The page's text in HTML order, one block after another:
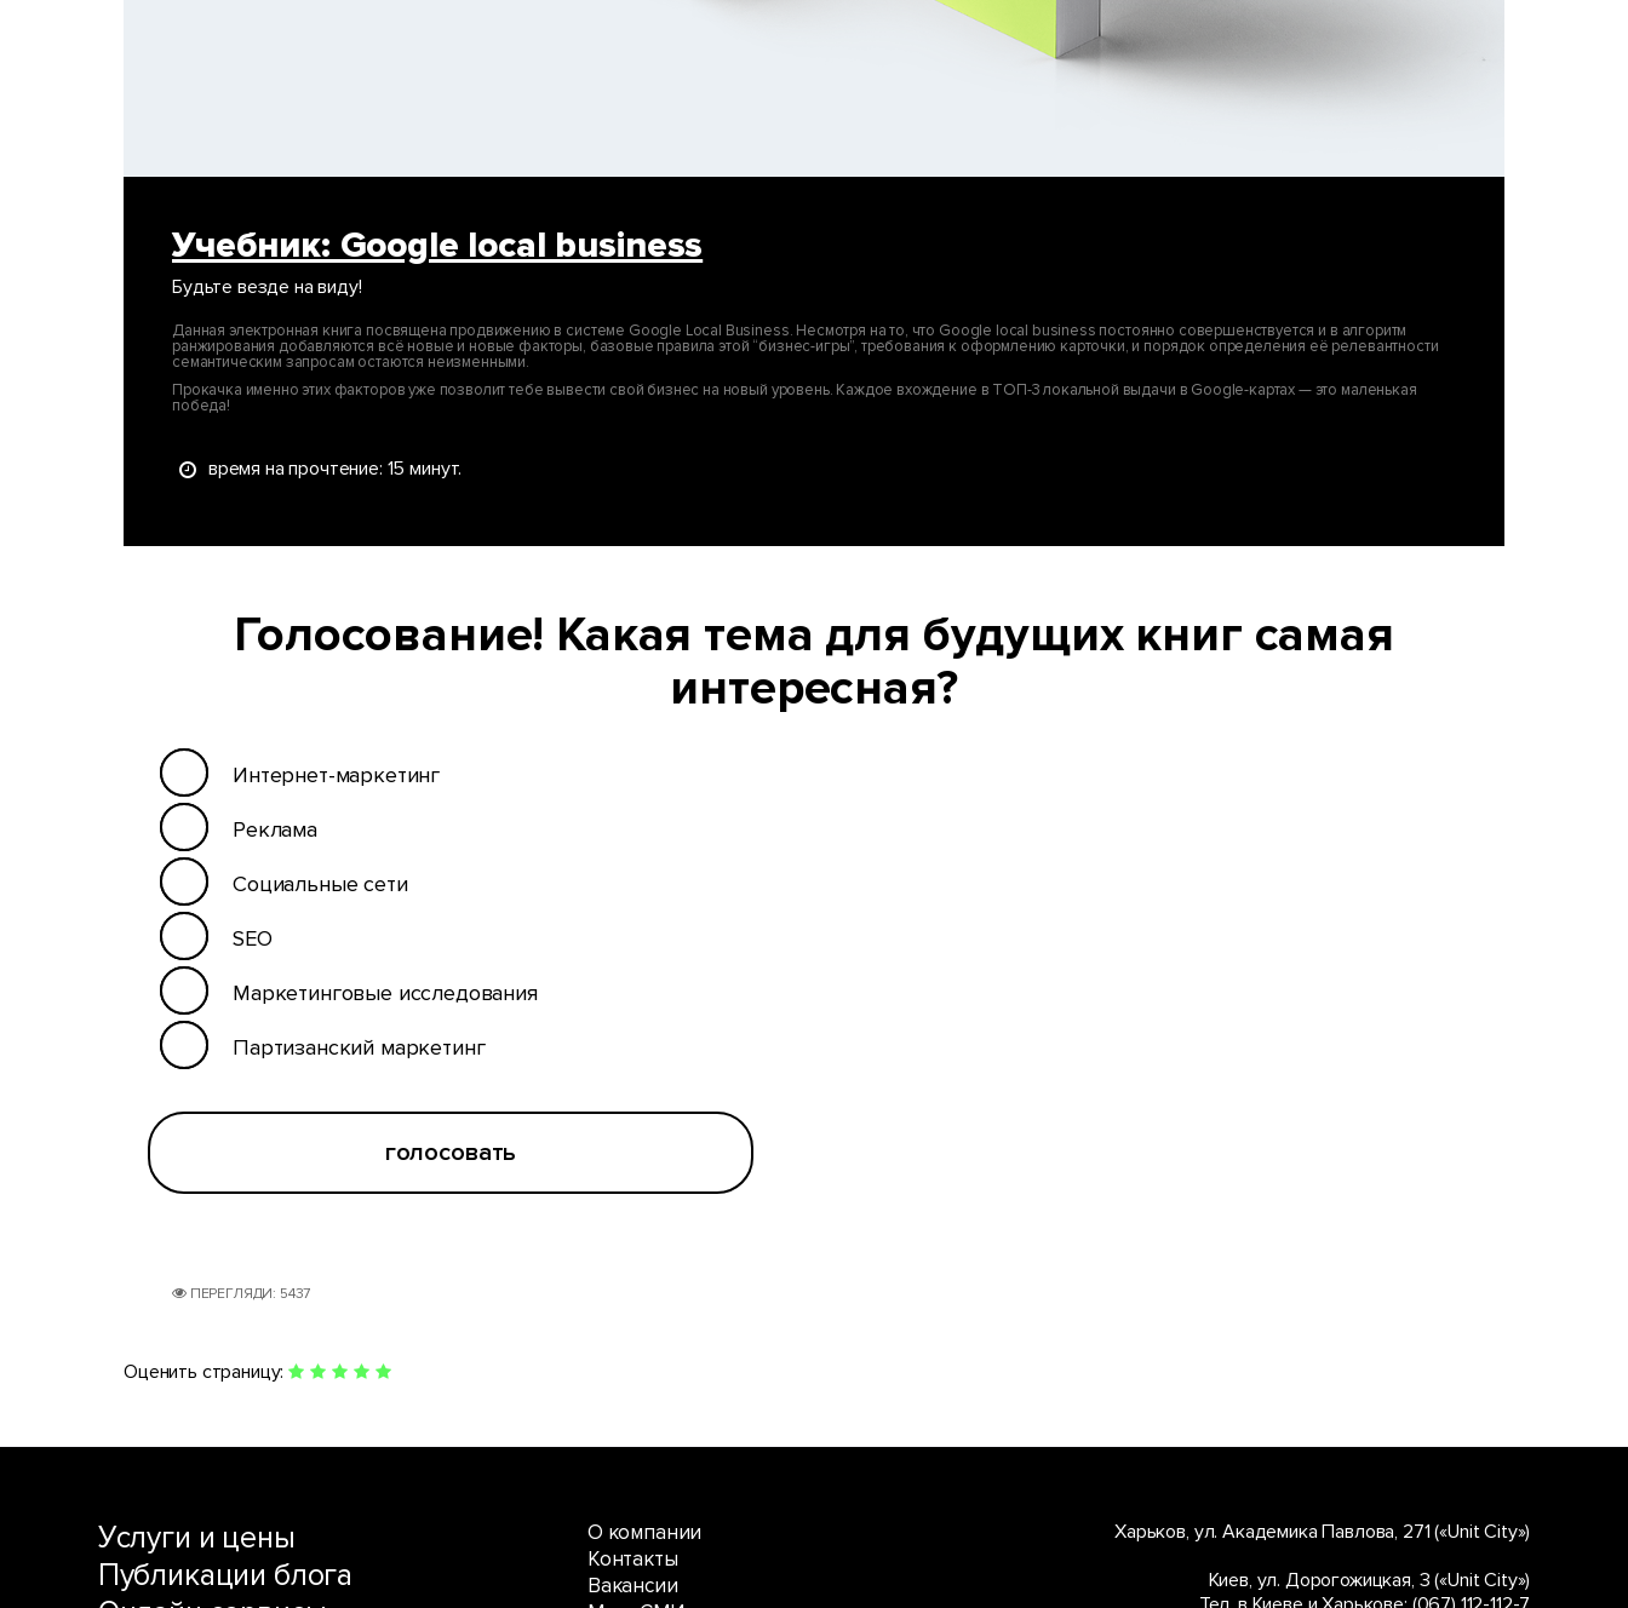
Учебник: Google local business
Будьте везде на виду!
Данная электронная книга посвящена продвижению в системе Google Local Business. Несмотря на то, что Google local business постоянно совершенствуется и в алгоритм
ранжирования добавляются всё новые и новые факторы, базовые правила этой “бизнес-игры”, требования к оформлению карточки, и порядок определения её релевантности
семантическим запросам остаются неизменными.
Прокачка именно этих факторов уже позволит тебе вывести свой бизнес на новый уровень. Каждое вхождение в ТОП-3 локальной выдачи в Google-картах — это маленькая
победа!
время на прочтение: 15 минут.
Голосование! Какая тема для будущих книг самая
интересная?
Интернет-маркетинг
Реклама
Социальные сети
SEO
Маркетинговые исследования
Партизанский маркетинг
голосовать
ПЕРЕГЛЯДИ: 5437
Оценить страницу:
Услуги и цены
Публикации блога
О компании
Контакты
Вакансии
Харьков, ул. Академика Павлова, 271 («Unit City»)
Киев, ул. Дорогожицкая, 3 («Unit City»)